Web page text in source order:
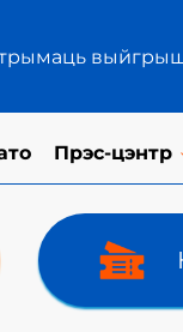
Прэс-цэнтр